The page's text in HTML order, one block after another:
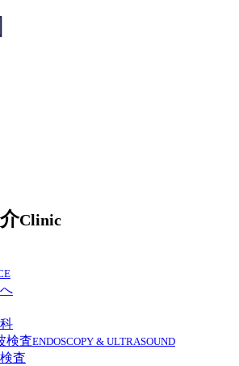
Clinic
検査ENDOSCOPY & ULTRASOUND
査